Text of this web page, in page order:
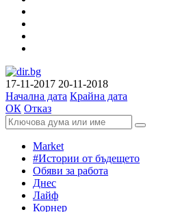
17-11-2017 20-11-2018
Начална дата Крайна дата
ОК Отказ
Market
#Истории от бъдещето
Обяви за работа
Днес
Лайф
Корнер